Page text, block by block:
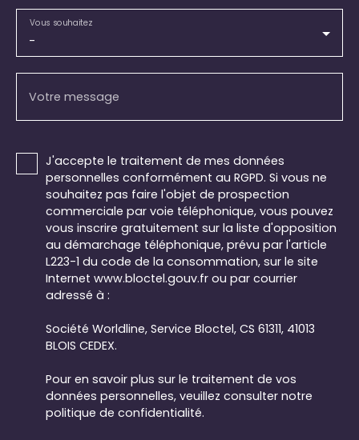
-
Vous souhaitez
Votre message
J'accepte le traitement de mes données
personnelles conformément au RGPD. Si vous ne
souhaitez pas faire l'objet de prospection
commerciale par voie téléphonique, vous pouvez
vous inscrire gratuitement sur la liste d'opposition
au démarchage téléphonique, prévu par l'article
L223-1 du code de la consommation, sur le site
Internet www.bloctel.gouv.fr ou par courrier
adressé à :
Société Worldline, Service Bloctel, CS 61311, 41013
BLOIS CEDEX.
Pour en savoir plus sur le traitement de vos
données personnelles, veuillez consulter notre
politique de confidentialité.